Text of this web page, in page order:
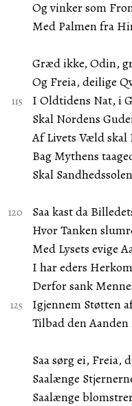
Og vinker som
Med Palmen fra
Græd ikke, Odin,
Og Freia, deilige
I Oldtidens Nat, i
Skal Nordens
Af Livets Væld skal
Bag Mythens
Skal
Saa kast da
Hvor Tanken
Med Lysets evige
I har eders
Derfor sank
Igjennem Støtten
Tilbad den Aanden
Saa sørg ei, Freia,
Saalænge
Saalænge